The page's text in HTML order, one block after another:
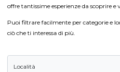
offre tantissime esperienze da scoprire e
Puoi filtrare facilmente per categorie e
ciò che ti interessa di più.
Località